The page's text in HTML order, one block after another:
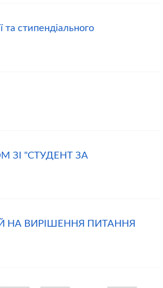
та стипендіального
ЗІ "СТУДЕНТ ЗА
НА ВИРІШЕННЯ ПИТАННЯ